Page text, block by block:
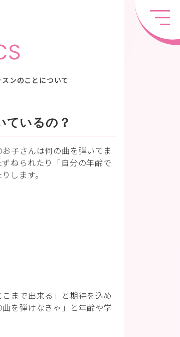
ンのことについて
ているの？
子さんは何の曲を弾いてま
ねられたり「自分の年齢で
します。
まで出来る」と期待を込め
を弾けなきゃ」と年齢や学